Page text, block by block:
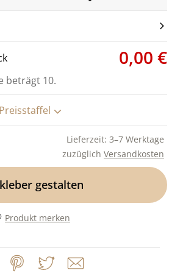
0,00 €
beträgt 10.
Preisstaffel
Lieferzeit: 3–7 Werktage
zuzüglich Versandkosten
gestalten
Produkt merken